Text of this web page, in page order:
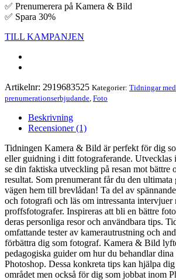
✅ Prenumerera på Kamera & Bild
✅ Spara 30%
TILL KAMPANJEN
Artikelnr: 2919683525 Kategorier: Tidningar med
prenumerationserbjudande Foto
Beskrivning
Recensioner (1)
Tidningen Kamera & Bild är perfekt för dig
eller guidning i ditt fotograferande. Utvecklas
se din faktiska utveckling på resan mot bättre
resultat. Som prenumerant får du den ultimata
vägen hem till brevlådan! Ta del av
och fotografi och läs om intressanta
proffsfotografer. Inspireras att bli en bättre
deras personliga resor och användbara tips.
omfattande tester av kamerautrustning och
förbättra dig som fotograf. Kamera & Bild
pedagogiska guider om hur du behandlar dina
Photoshop. Dessa konkreta tips kan hjälpa
området men också för dig som jobbat inom